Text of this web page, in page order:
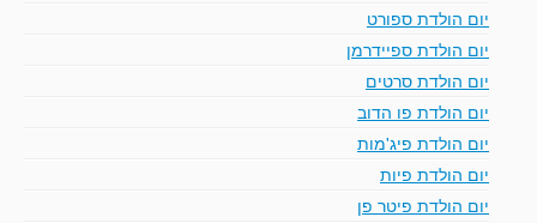
יום הולדת ספורט
יום הולדת ספיידרמן
יום הולדת סרטים
יום הולדת פו הדוב
יום הולדת פיג'מות
יום הולדת פיות
יום הולדת פיטר פן